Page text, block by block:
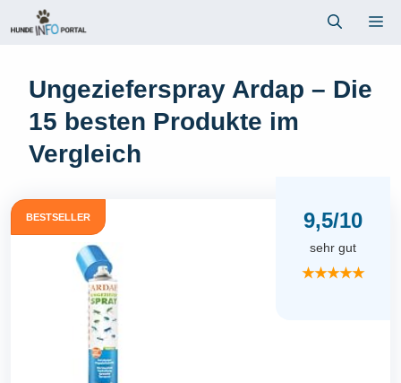
Inhalt
Ungezieferspray Ardap – Die
15 besten Produkte im
Vergleich
BESTSELLER 9,5/10
sehr gut
★★★★★